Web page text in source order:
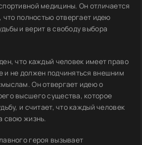
медицины. Он отличается
что полностью отвергает идею
и верит в свободу выбора
что каждый человек имеет право
и не должен подчиняться внешним
Он отвергает идею о
высшего существа, которое
и считает, что каждый человек
свою жизнь.
героя вызывает